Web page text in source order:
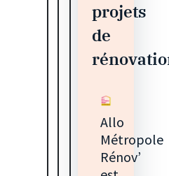
projets
de
Allo
Métropole
Rénov’